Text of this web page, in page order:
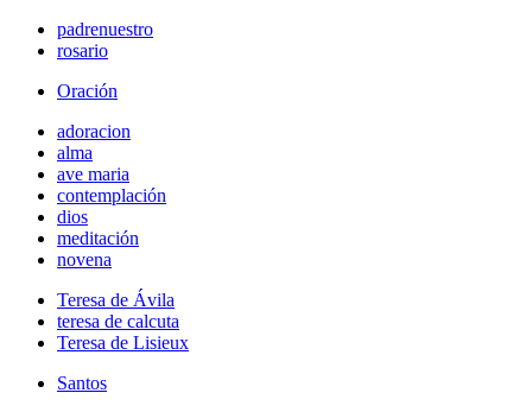
padrenuestro
rosario
Oración
adoracion
alma
ave maria
contemplación
dios
meditación
novena
Teresa de Ávila
teresa de calcuta
Teresa de Lisieux
Santos